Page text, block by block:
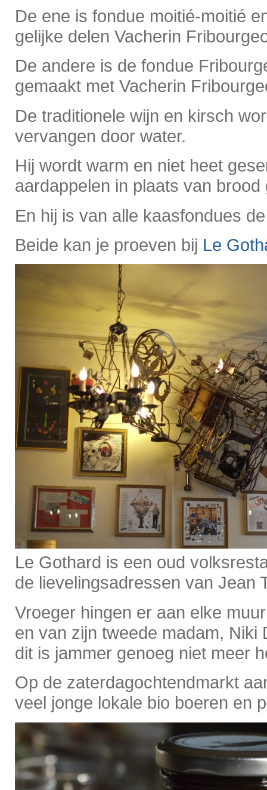
De ene is fondue moitié-moitié
gelijke delen Vacherin
De andere is de fondue
gemaakt met Vacherin
De traditionele wijn en kirsch
vervangen door water.
Hij wordt warm en niet heet
aardappelen in plaats van brood
En hij is van alle kaasfondues
Beide kan je proeven bij Le
Le Gothard is een oud
de lievelingsadressen van Jean
Vroeger hingen er aan elke
en van zijn tweede madam, Niki
dit is jammer genoeg niet meer
Op de zaterdagochtendmarkt
veel jonge lokale bio boeren en